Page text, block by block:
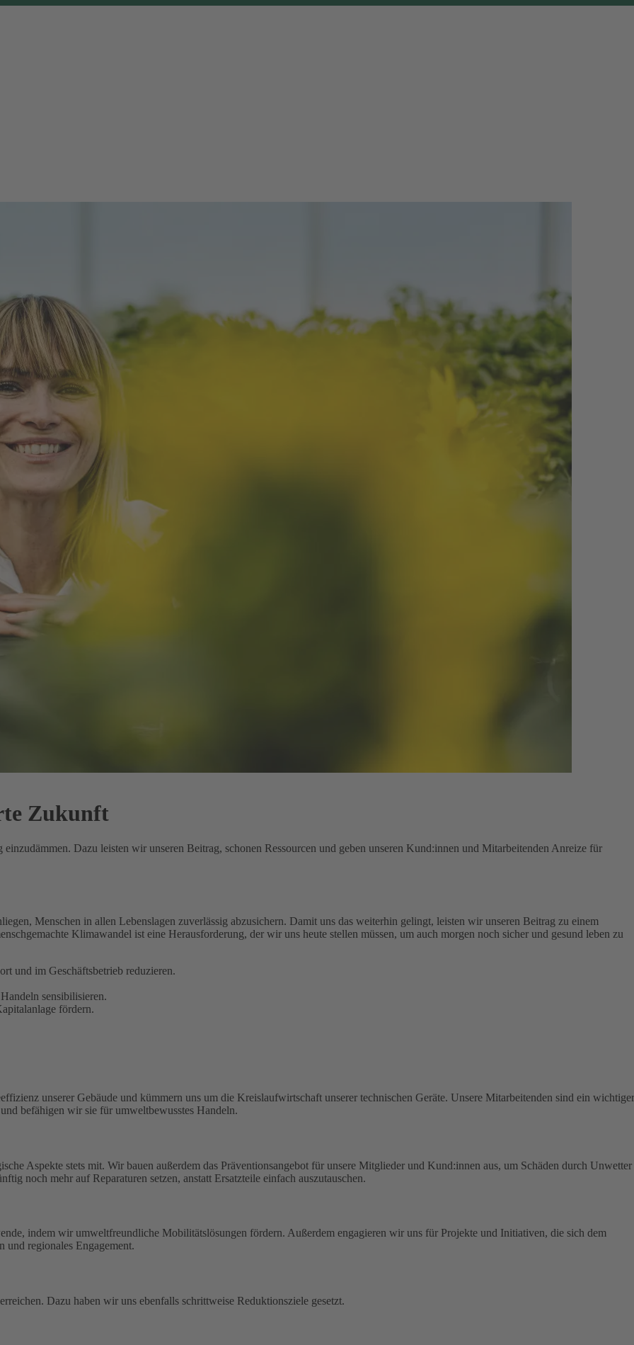
Zukunft
Dazu leisten wir unseren Beitrag, schonen Ressourcen und geben unseren Kund:innen und Mitarbeitenden Anreize für
Menschen in allen Lebenslagen zuverlässig abzusichern. Damit uns das weiterhin gelingt, leisten wir unseren Beitrag zu einem
Klimawandel ist eine Herausforderung, der wir uns heute stellen müssen, um auch morgen noch sicher und gesund leben zu
und im Geschäftsbetrieb reduzieren.
sensibilisieren.
fördern.
unserer Gebäude und kümmern uns um die Kreislaufwirtschaft unserer technischen Geräte. Unsere Mitarbeitenden sind ein wichtiger
befähigen wir sie für umweltbewusstes Handeln.
Aspekte stets mit. Wir bauen außerdem das Präventionsangebot für unsere Mitglieder und Kund:innen aus, um Schäden durch Unwetter
noch mehr auf Reparaturen setzen, anstatt Ersatzteile einfach auszutauschen.
indem wir umweltfreundliche Mobilitätslösungen fördern. Außerdem engagieren wir uns für Projekte und Initiativen, die sich dem
und regionales Engagement.
Dazu haben wir uns ebenfalls schrittweise Reduktionsziele gesetzt.